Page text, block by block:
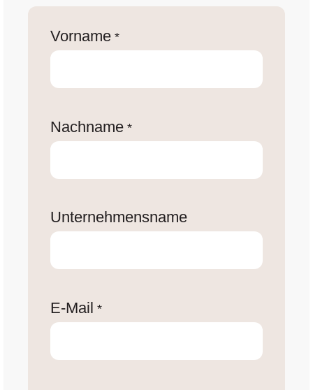
Vorname *
Nachname *
Unternehmensname
E-Mail *